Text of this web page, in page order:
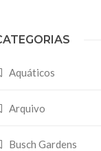
Aquáticos
Arquivo
Busch Gardens